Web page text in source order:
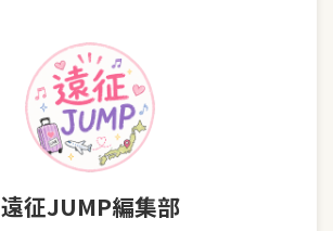
遠征JUMP編集部